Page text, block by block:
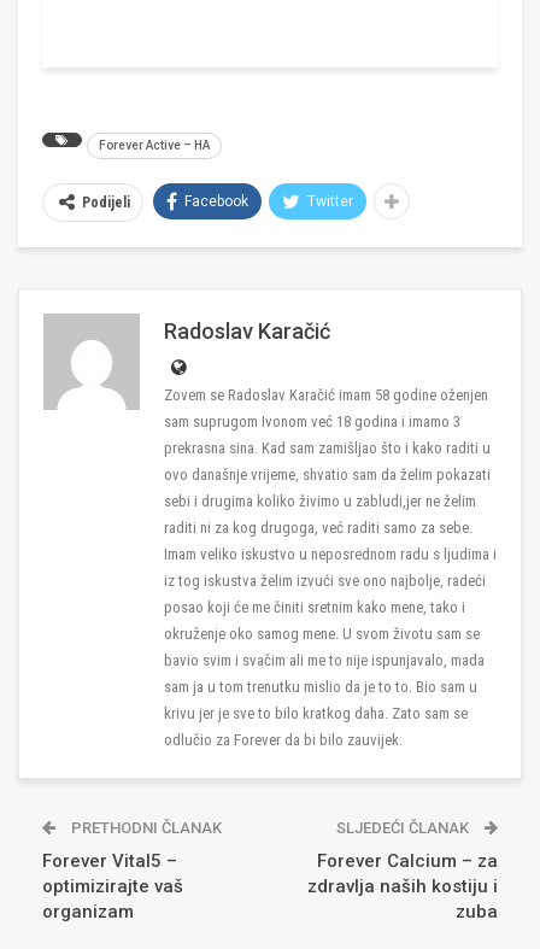
Forever Active – HA
Podijeli Facebook Twitter
Radoslav Karačić
Zovem se Radoslav Karačić imam 58 godine oženjen
sam suprugom Ivonom već 18 godina i imamo 3
prekrasna sina. Kad sam zamišljao što i kako raditi u
ovo današnje vrijeme, shvatio sam da želim pokazati
sebi i drugima koliko živimo u zabludi,jer ne želim
raditi ni za kog drugoga, već raditi samo za sebe.
Imam veliko iskustvo u neposrednom radu s ljudima i
iz tog iskustva želim izvući sve ono najbolje, radeći
posao koji će me činiti sretnim kako mene, tako i
okruženje oko samog mene. U svom životu sam se
bavio svim i svačim ali me to nije ispunjavalo, mada
sam ja u tom trenutku mislio da je to to. Bio sam u
krivu jer je sve to bilo kratkog daha. Zato sam se
odlučio za Forever da bi bilo zauvijek.
PRETHODNI ČLANAK
Forever Vital5 –
optimizirajte vaš
organizam
SLJEDEĆI ČLANAK
Forever Calcium – za
zdravlja naših kostiju i
zuba